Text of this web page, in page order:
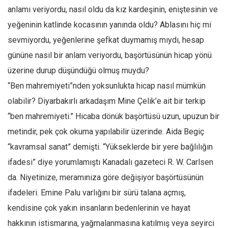
Ekonomi
Spor
Manzara
Hayat
Türkiye
Siyaset
Dünya
Avrupa
Asya
Afrika
İslam Dünyası
anlamı veriyordu, nasıl oldu da kız kardeşinin, eniştesinin ve
yeğeninin katlinde kocasının yanında oldu? Ablasını hiç mi
sevmiyordu, yeğenlerine şefkat duymamış mıydı, hesap
gününe nasıl bir anlam veriyordu, başörtüsünün hicap yönü
üzerine durup düşündüğü olmuş muydu?
“Ben mahremiyeti”nden yoksunlukta hicap nasıl mümkün
olabilir? Diyarbakırlı arkadaşım Mine Çelik’e ait bir terkip
“ben mahremiyeti.” Hicaba dönük başörtüsü uzun, upuzun bir
metindir, pek çok okuma yapılabilir üzerinde. Aida Begiç
“kavramsal sanat” demişti. “Yükseklerde bir yere bağlılığın
ifadesi” diye yorumlamıştı Kanadalı gazeteci R. W. Carlsen
da. Niyetinize, meramınıza göre değişiyor başörtüsünün
ifadeleri. Emine Palu varlığını bir sürü talana açmış,
kendisine çok yakın insanların bedenlerinin ve hayat
hakkının istismarına, yağmalanmasına katılmış veya seyirci